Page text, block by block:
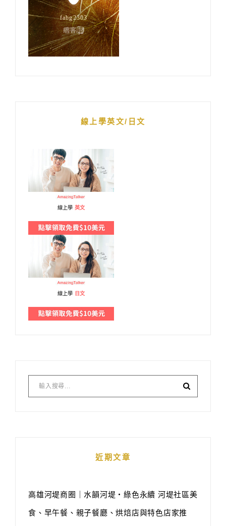
線上學英文/日文
線上學 英文
線上學 日文
近期文章
高雄河堤商圈｜水韻河堤‧綠色永續 河堤社區美
食、早午餐、親子餐廳、烘焙店與特色店家推